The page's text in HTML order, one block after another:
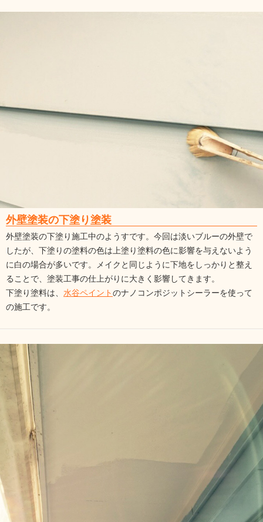
外壁塗装の下塗り塗装
外壁塗装の下塗り施工中のようすです。今回は淡いブルーの外壁で
したが、下塗りの塗料の色は上塗り塗料の色に影響を与えないよう
に白の場合が多いです。メイクと同じように下地をしっかりと整え
ることで、塗装工事の仕上がりに大きく影響してきます。
下塗り塗料は、 水谷ペイントのナノコンポジットシーラーを使って
の施工です。